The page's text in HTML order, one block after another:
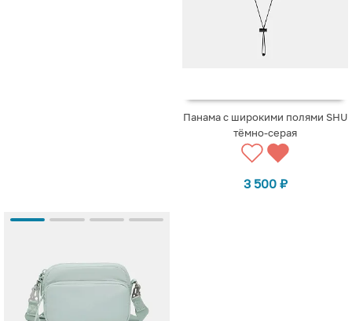
Панама с широкими полями SHU
тёмно-серая
3 500 ₽